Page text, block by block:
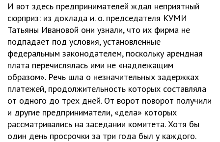
И вот здесь предпринимателей ждал неприятный
сюрприз: из доклада и. о. председателя КУМИ
Татьяны Ивановой они узнали, что их фирма не
подпадает под условия, установленные
федеральным законодателем, поскольку арендная
плата перечислялась ими не «надлежащим
образом». Речь шла о незначительных задержках
платежей, продолжительность которых составляла
от одного до трех дней. От ворот поворот получили
и другие предприниматели, «дела» которых
рассматривались на заседании комитета. Хотя бы
один день просрочки за три года был у каждого.